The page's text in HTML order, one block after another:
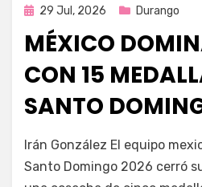
Publicada
29 Jul, 2026 Durango
MÉXICO
CON 15
SANTO
por Fernando Miranda Servín
Irán González El equipo
Santo Domingo 2026 cerró